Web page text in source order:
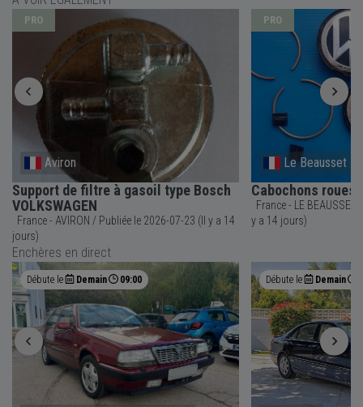
PRO
Aviron
Support de filtre à gasoil type Bosch
VOLKSWAGEN
France - AVIRON / Publiée le 2026-07-23 (Il y a 14
jours)
PRO
Le Beausset
Cabochons roues
France - LE BEAUSSET / Publiée le 2026-07-23 (Il
y a 14 jours)
Enchères en direct
Débute le Demain 09:00 Débute le Demain